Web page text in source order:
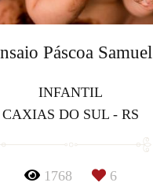
Páscoa Samuel
INFANTIL
CAXIAS DO SUL - RS
1768 6